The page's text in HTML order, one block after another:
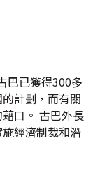
巴已獲得300多
計劃，而有關
口。 古巴外長
經濟制裁和潛